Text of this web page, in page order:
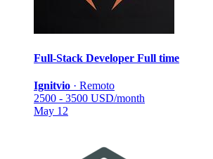
Full-Stack Developer Full time
Ignitvio · Remoto
2500 - 3500 USD/month
May 12